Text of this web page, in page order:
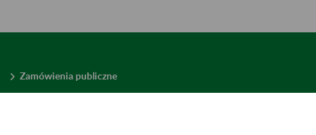
Zamówienia publiczne